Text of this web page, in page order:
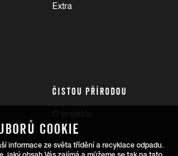
Extra
ČISTOU PŘÍRODOU
Trasy
COOKIE
informace ze světa třídění a recyklace odpadu.